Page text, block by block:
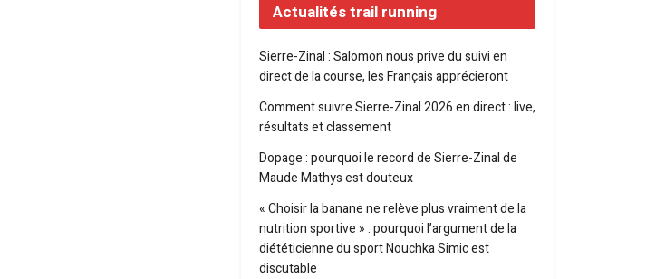
Actualités trail running
Sierre-Zinal : Salomon nous prive du suivi en
direct de la course, les Français apprécieront
Comment suivre Sierre-Zinal 2026 en direct : live,
résultats et classement
Dopage : pourquoi le record de Sierre-Zinal de
Maude Mathys est douteux
« Choisir la banane ne relève plus vraiment de la
nutrition sportive » : pourquoi l’argument de la
diététicienne du sport Nouchka Simic est
discutable